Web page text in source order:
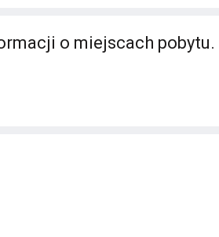
o miejscach pobytu.